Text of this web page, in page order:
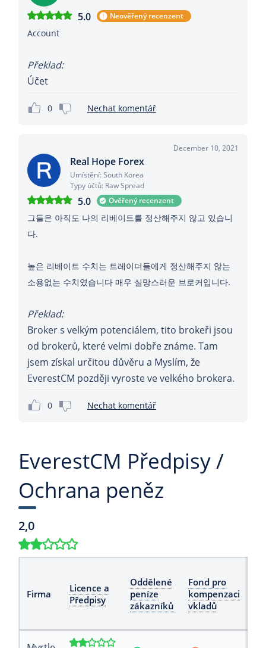
5.0 Neověřený recenzent
Account
Překlad:
Účet
0 Nechat komentář
December 10, 2021
Real Hope Forex
Umístění: South Korea
Typy účtů: Raw Spread
5.0 Ověřený recenzent
그들은 아직도 나의 리베이트를 정산해주지 않고 있습니
다.
높은 리베이트 수치는 트레이더들에게 정산해주지 않는
소용없는 수치였습니다 매우 실망스러운 브로커입니다.
Překlad:
Broker s velkým potenciálem, tito brokeři jsou
od brokerů, které velmi dobře známe. Tam
jsem získal určitou důvěru a Myslím, že
EverestCM později vyroste ve velkého brokera.
0 Nechat komentář
EverestCM Předpisy /
Ochrana peněz
2,0
Firma
Licence a
Předpisy
Oddělené
peníze
zákazníků
Fond pro
kompenzaci
vkladů